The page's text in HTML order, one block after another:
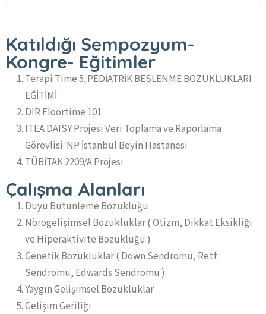
Katıldığı Sempozyum-
Kongre- Eğitimler
Terapi Time 5. PEDİATRİK BESLENME BOZUKLUKLARI
EĞİTİMİ
DIR Floortime 101
ITEA DAISY Projesi Veri Toplama ve Raporlama
Görevlisi NP İstanbul Beyin Hastanesi
TÜBİTAK 2209/A Projesi
Çalışma Alanları
Duyu Bütünleme Bozukluğu
Nörogelişimsel Bozukluklar ( Otizm, Dikkat Eksikliği
ve Hiperaktivite Bozukluğu )
Genetik Bozukluklar ( Down Sendromu, Rett
Sendromu, Edwards Sendromu )
Yaygın Gelişimsel Bozukluklar
Gelişim Geriliği